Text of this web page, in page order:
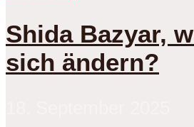
Shida Bazyar,
sich ändern?